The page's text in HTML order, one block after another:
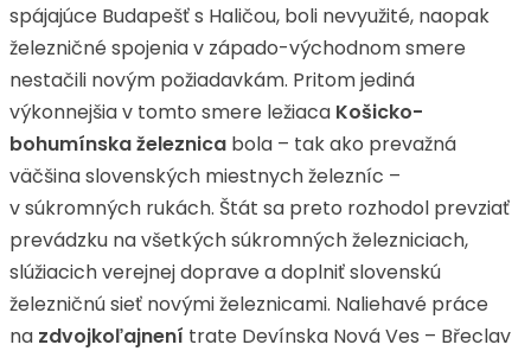
spájajúce Budapešť s Haličou, boli nevyužité, naopak
železničné spojenia v západo-východnom smere
nestačili novým požiadavkám. Pritom jediná
výkonnejšia v tomto smere ležiaca Košicko-
bohumínska železnica bola – tak ako prevažná
väčšina slovenských miestnych železníc –
v súkromných rukách. Štát sa preto rozhodol prevziať
prevádzku na všetkých súkromných železniciach,
slúžiacich verejnej doprave a doplniť slovenskú
železničnú sieť novými železnicami. Naliehavé práce
na zdvojkoľajnení trate Devínska Nová Ves – Břeclav